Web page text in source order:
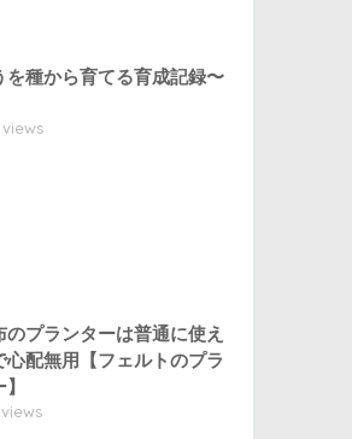
を種から育てる育成記録〜
のプランターは普通に使え
心配無用【フェルトのプラ